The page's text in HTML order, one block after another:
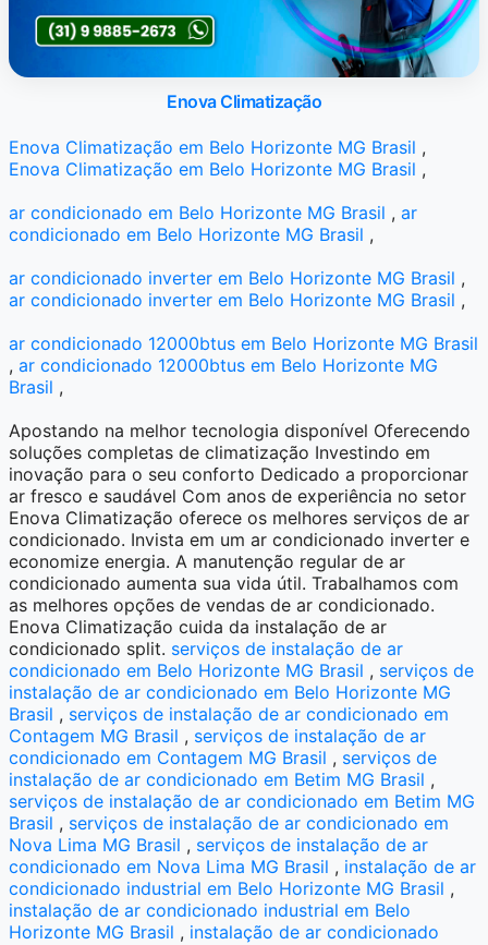
Enova Climatização
Enova Climatização em Belo Horizonte MG Brasil ,
Enova Climatização em Belo Horizonte MG Brasil ,
ar condicionado em Belo Horizonte MG Brasil ,ar
condicionado em Belo Horizonte MG Brasil ,
ar condicionado inverter em Belo Horizonte MG Brasil ,
ar condicionado inverter em Belo Horizonte MG Brasil ,
ar condicionado 12000btus em Belo Horizonte MG Brasil
,ar condicionado 12000btus em Belo Horizonte MG
Brasil ,
Apostando na melhor tecnologia disponível Oferecendo
soluções completas de climatização Investindo em
inovação para o seu conforto Dedicado a proporcionar
ar fresco e saudável Com anos de experiência no setor
Enova Climatização oferece os melhores serviços de ar
condicionado. Invista em um ar condicionado inverter e
economize energia. A manutenção regular de ar
condicionado aumenta sua vida útil. Trabalhamos com
as melhores opções de vendas de ar condicionado.
Enova Climatização cuida da instalação de ar
condicionado split. serviços de instalação de ar
condicionado em Belo Horizonte MG Brasil , serviços de
instalação de ar condicionado em Belo Horizonte MG
Brasil , serviços de instalação de ar condicionado em
Contagem MG Brasil , serviços de instalação de ar
condicionado em Contagem MG Brasil , serviços de
instalação de ar condicionado em Betim MG Brasil ,
serviços de instalação de ar condicionado em Betim MG
Brasil , serviços de instalação de ar condicionado em
Nova Lima MG Brasil , serviços de instalação de ar
condicionado em Nova Lima MG Brasil , instalação de ar
condicionado industrial em Belo Horizonte MG Brasil ,
instalação de ar condicionado industrial em Belo
Horizonte MG Brasil , instalação de ar condicionado